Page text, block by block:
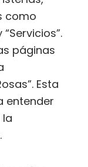
como
páginas
Esta
entender